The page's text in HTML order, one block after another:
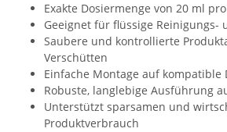
Exakte Dosiermenge von 20 ml
Geeignet für flüssige Reinigungs-
Saubere und kontrollierte
Verschütten
Einfache Montage auf kompatible
Robuste, langlebige Ausführung
Unterstützt sparsamen und
Produktverbrauch